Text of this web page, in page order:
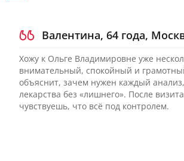
Валентина, 64 года,
Хожу к Ольге Владимировне уже
внимательный, спокойный и
объяснит, зачем нужен каждый
лекарства без «лишнего». После
чувствуешь, что всё под контролем.